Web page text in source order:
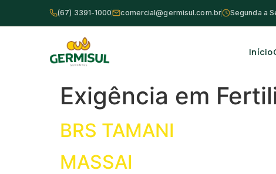
(67) 3391-1000 comercial@germisul.com.br Segunda a
Início
Exigência em
BRS TAMANI
MASSAI